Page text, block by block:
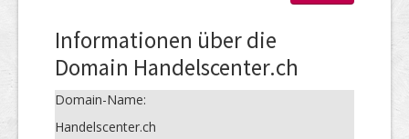
Informationen über die
Domain Handelscenter.ch
Domain-Name:
Handelscenter.ch